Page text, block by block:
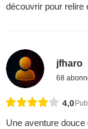
découvrir pour relire
jfharo
68
4,0
Une aventure